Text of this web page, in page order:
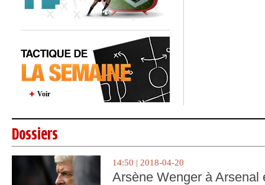
Voir
Dossiers
14:50 | 2018-04-20
Arsène Wenger à Arsenal